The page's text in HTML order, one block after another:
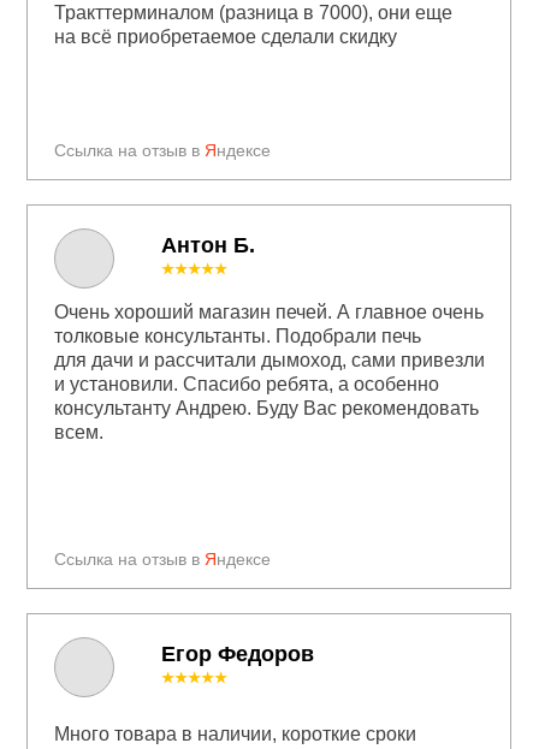
Антон Б.
Ссылка на отзыв в Яндексе
Тракттерминалом (разница в 7000), они еще
на всё приобретаемое сделали скидку
Ссылка на отзыв в Яндексе
★★★★★
Очень хороший магазин печей. А главное очень
толковые консультанты. Подобрали печь
для дачи и рассчитали дымоход, сами привезли
и установили. Спасибо ребята, а особенно
консультанту Андрею. Буду Вас рекомендовать
всем.
Егор Федоров
★★★★★
Много товара в наличии, короткие сроки